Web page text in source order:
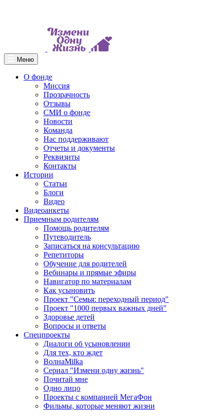
Меню
О фонде
Миссия
Прозрачность
Отзывы
СМИ о фонде
Новости
Команда
Нас поддерживают
Отчеты и документы
Реквизиты
Контакты
Истории
Статьи
Блоги
Видео
Видеоанкеты
Приемным родителям
Помощь родителям
Путеводитель
Записаться на консультацию
Репетиторы
Обучение для родителей
Вебинары и прямые эфиры
Навигатор по материалам
Как усыновить
Проект "Семья: переходный период"
Проект "1000 первых важных дней"
Здоровье детей
Вопросы и ответы
Спецпроекты
Диалоги об усыновлении
Для тех, кто ждет
ВолнаMilka
Сериал "Измени одну жизнь"
Почитай мне
Одно лицо
Проекты с компанией МегаФон
Фильмы, которые меняют жизни